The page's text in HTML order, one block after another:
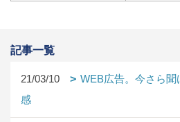
記事一覧
21/03/10
WEB広告。今さら
感